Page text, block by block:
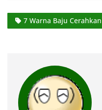
7 Warna Baju